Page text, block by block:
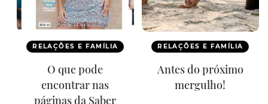
RELAÇÕES E FAMÍLIA
O que pode
encontrar nas
páginas da Saber
RELAÇÕES E FAMÍLIA
Antes do próximo
mergulho!